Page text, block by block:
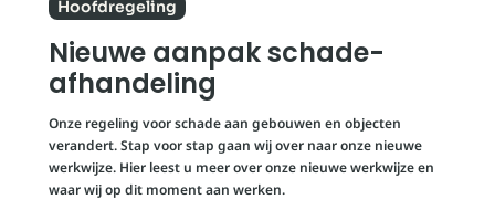
Hoofdregeling
Nieuwe aanpak schade-
afhandeling
Onze regeling voor schade aan gebouwen en objecten
verandert. Stap voor stap gaan wij over naar onze nieuwe
werkwijze. Hier leest u meer over onze nieuwe werkwijze en
waar wij op dit moment aan werken.